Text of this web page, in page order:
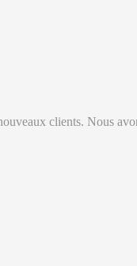
clients. Nous